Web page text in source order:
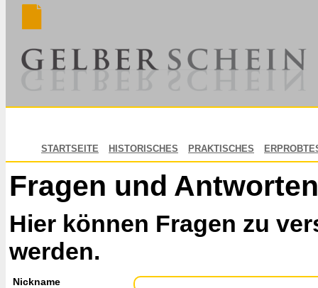
STARTSEITE HISTORISCHES PRAKTISCHES
Fragen und Antworten
Hier können Fragen zu
werden.
Nickname